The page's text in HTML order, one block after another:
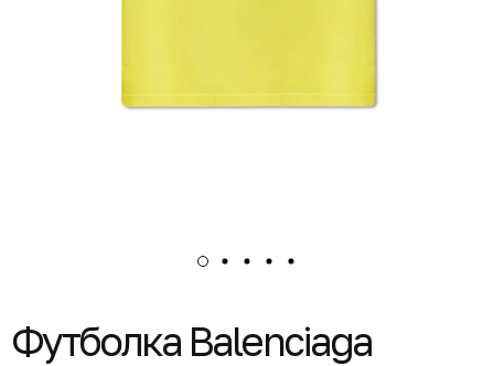
Футболка Balenciaga